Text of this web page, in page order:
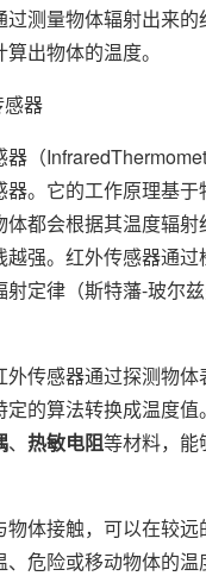
测量物体辐射出来的
出物体的温度。
器
（
器。它的工作原理基于
体都会根据其温度辐
越强。红外传感器通
定律（斯特藩-玻尔
传感器通过探测物体
的算法转换成温度值
、 热敏电阻等材料，能
体接触，可以在较远
危险或移动物体的温